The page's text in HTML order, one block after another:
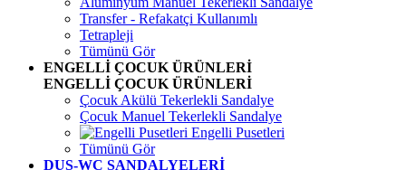
Transfer - Refakatçi Kullanımlı
Tetrapleji
Tümünü Gör
ENGELLİ ÇOCUK ÜRÜNLERİ
ENGELLİ ÇOCUK ÜRÜNLERİ
Çocuk Akülü Tekerlekli Sandalye
Çocuk Manuel Tekerlekli Sandalye
Engelli Pusetleri
Tümünü Gör
DUŞ-WC SANDALYELERİ